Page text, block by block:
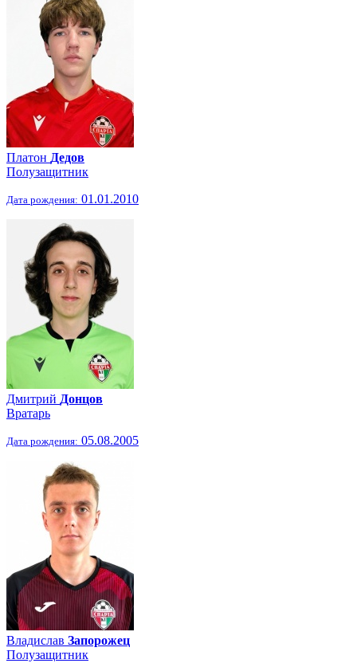
Платон Дедов
Полузащитник
Дата рождения: 01.01.2010
Дмитрий Донцов
Вратарь
Дата рождения: 05.08.2005
Владислав Запорожец
Полузащитник